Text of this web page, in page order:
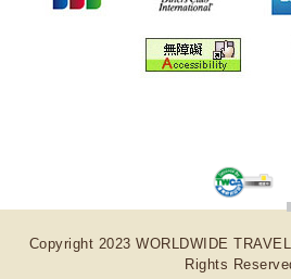
Copyright 2023 WORLDWIDE
Rights